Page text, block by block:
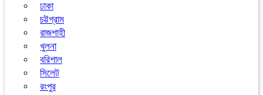
ঢাকা
চট্টগ্রাম
রাজশাহী
খুলনা
বরিশাল
সিলেট
রংপুর